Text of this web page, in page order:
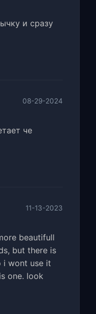
и сразу
08-29-2024
че
11-13-2023
beautifull
but there is
i wont use it
one. look